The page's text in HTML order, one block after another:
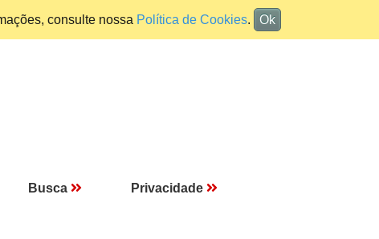
consulte nossa Política de Cookies. Ok
Busca Privacidade